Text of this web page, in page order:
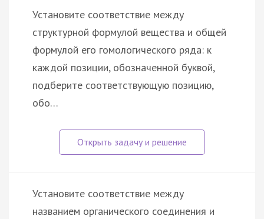
Установите соответствие между
структурной формулой вещества и общей
формулой его гомологического ряда: к
каждой позиции, обозначенной буквой,
подберите соответствующую позицию,
обо…
Установите соответствие между
названием органического соединения и